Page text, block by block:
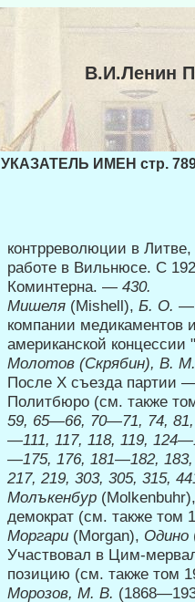
В.И.Ленин
УКАЗАТЕЛЬ ИМЕН стр.
контрреволюции в
работе в Вильнюсе. С
Коминтерна. — 430.
Мишеля (Mishell), Б. О. —
компании медикаментов
американской
Молотов (Скрябин), В.
После X съезда партии
Политбюро (см. также
59, 65—66, 70—71, 74,
—111, 117, 118, 119,
—175, 176, 181—182,
217, 219, 303, 305, 315,
Молъкенбур
демократ (см. также
Моргари (Morgan), Одино
Участвовал в Цим-
позицию (см. также том
Морозов, М. В.